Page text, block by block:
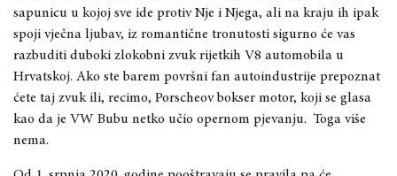
sapunicu u kojoj sve ide protiv Nje i Njega, ali na kraju ih ipak
spoji vječna ljubav, iz romantične tronutosti sigurno će vas
razbuditi duboki zlokobni zvuk rijetkih V8 automobila u
Hrvatskoj. Ako ste barem površni fan autoindustrije prepoznat
ćete taj zvuk ili, recimo, Porscheov bokser motor, koji se glasa
kao da je VW Bubu netko učio opernom pjevanju. Toga više
nema.